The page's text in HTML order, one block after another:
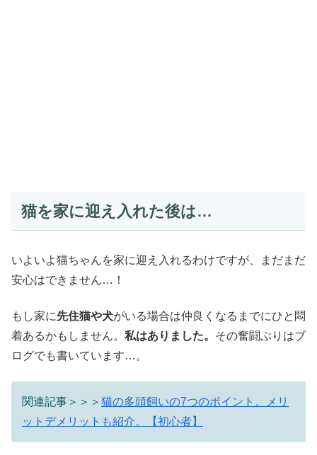
猫を家に迎え入れた後は…
いよいよ猫ちゃんを家に迎え入れるわけですが、まだまだ
安心はできません…！
もし家に先住猫や犬がいる場合は仲良くなるまでにひと悶
着あるかもしません。 私はありました。 その奮闘ぶりはブ
ログでも書いています…。
関連記事＞＞＞ 猫の多頭飼いの7つのポイント。メリ
ットデメリットも紹介。【初心者】